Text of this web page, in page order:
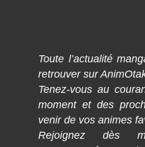
Toute l’actualité
retrouver sur
Tenez-vous au
moment et des
venir de vos animes
Rejoignez dès